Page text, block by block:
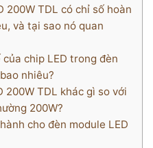
200W TDL có chỉ số hoàn
và tại sao nó quan
chip LED trong đèn
nhiêu?
200W TDL khác gì so với
200W?
cho đèn module LED